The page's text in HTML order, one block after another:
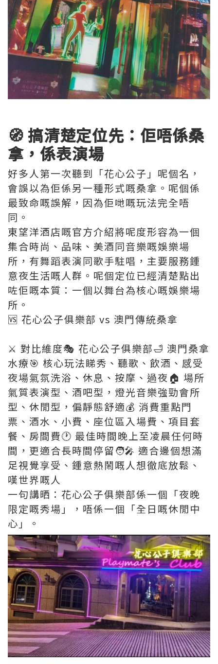
🧭 搞清楚定位先：佢唔係桑
拿，係表演場
好多人第一次聽到「花心公子」呢個名，
會誤以為佢係另一種形式嘅桑拿。呢個係
最致命嘅誤解，因為佢哋嘅玩法完全唔
同。
東望洋酒店嘅官方介紹將呢度形容為一個
集合時尚、品味、美酒同音樂嘅娛樂場
所，有舞蹈表演同歌手駐唱，主要服務鍾
意夜生活嘅人群。呢個定位已經清楚點出
咗佢嘅本質：一個以舞台為核心嘅娛樂場
所。
🆚 花心公子俱樂部 vs 澳門傳統桑拿
⚔️ 對比維度🎭 花心公子俱樂部🛁 澳門桑拿
水療🎯 核心玩法睇秀、聽歌、飲酒、感受
夜場氣氛洗浴、休息、按摩、過夜🏠 場所
氣質表演型、酒吧型，燈光音樂強勁會所
型、休閒型，偏靜態舒適💰 消費重點門
票、酒水、小費、座位區入場費、項目套
餐、房間費🕐 最佳時間晚上至凌晨任何時
間，更適合長時間停留🧑‍🎤 適合邊個想滿
足視覺享受、鍾意熱鬧嘅人想徹底放鬆、
嘆世界嘅人
一句講晒：花心公子俱樂部係一個「夜晚
限定嘅秀場」，唔係一個「全日嘅休閒中
心」。